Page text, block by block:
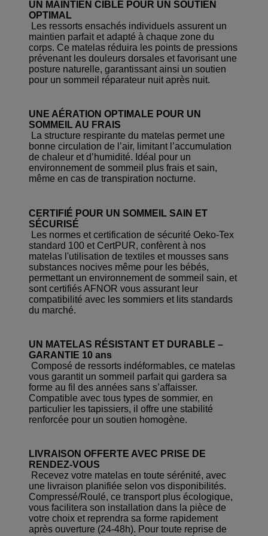
UN MAINTIEN CIBLÉ POUR UN SOUTIEN
OPTIMAL
Les ressorts ensachés individuels assurent un
maintien parfait et adapté à chaque zone du
corps. Ce matelas réduira les points de pressions
prévenant les douleurs dorsales et favorisant une
posture naturelle, garantissant ainsi un soutien
pour un sommeil réparateur nuit après nuit.
UNE AÉRATION OPTIMALE POUR UN
SOMMEIL AU FRAIS
La structure respirante du matelas permet une
bonne circulation de l’air, limitant l’accumulation
de chaleur et d’humidité. Idéal pour un
environnement de sommeil plus frais et sain,
même en cas de transpiration nocturne.
CERTIFIÉ POUR UN SOMMEIL SAIN ET
SÉCURISÉ
Les normes et certification de sécurité Oeko-Tex
standard 100 et CertPUR, confèrent à nos
matelas l'utilisation de textiles et mousses sans
substances nocives même pour les bébés,
permettant un environnement de sommeil sain, et
sont certifiés AFNOR vous assurant leur
compatibilité avec les sommiers et lits standards
du marché.
UN MATELAS RÉSISTANT ET DURABLE –
GARANTIE 10 ans
Composé de ressorts indéformables, ce matelas
vous garantit un sommeil parfait qui gardera sa
forme au fil des années sans s’affaisser.
Compatible avec tous types de sommier, en
particulier les tapissiers, il offre une stabilité
renforcée pour un soutien homogène.
LIVRAISON OFFERTE AVEC PRISE DE
RENDEZ-VOUS
Recevez votre matelas en toute sérénité, avec
une livraison planifiée selon vos disponibilités.
Compressé/Roulé, ce transport plus écologique,
vous facilitera son installation dans la pièce de
votre choix et reprendra sa forme rapidement
après ouverture (24-48h). Pour toute reprise de